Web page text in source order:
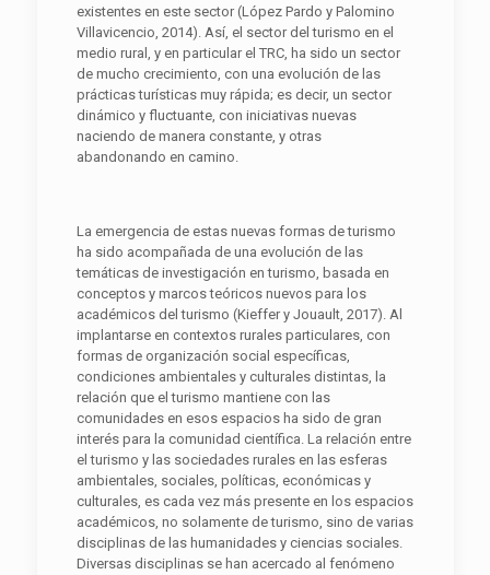
existentes en este sector (López Pardo y Palomino
Villavicencio, 2014). Así, el sector del turismo en el
medio rural, y en particular el TRC, ha sido un sector
de mucho crecimiento, con una evolución de las
prácticas turísticas muy rápida; es decir, un sector
dinámico y fluctuante, con iniciativas nuevas
naciendo de manera constante, y otras
abandonando en camino.
La emergencia de estas nuevas formas de turismo
ha sido acompañada de una evolución de las
temáticas de investigación en turismo, basada en
conceptos y marcos teóricos nuevos para los
académicos del turismo (Kieffer y Jouault, 2017). Al
implantarse en contextos rurales particulares, con
formas de organización social específicas,
condiciones ambientales y culturales distintas, la
relación que el turismo mantiene con las
comunidades en esos espacios ha sido de gran
interés para la comunidad científica. La relación entre
el turismo y las sociedades rurales en las esferas
ambientales, sociales, políticas, económicas y
culturales, es cada vez más presente en los espacios
académicos, no solamente de turismo, sino de varias
disciplinas de las humanidades y ciencias sociales.
Diversas disciplinas se han acercado al fenómeno